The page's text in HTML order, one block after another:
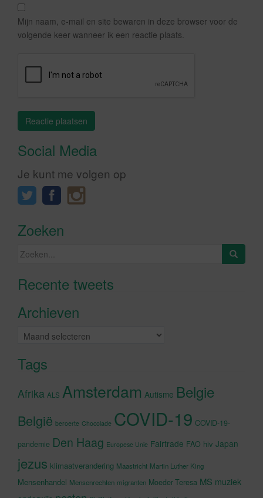
Mijn naam, e-mail en site bewaren in deze browser voor de
volgende keer wanneer ik een reactie plaats.
Social Media
Je kunt me volgen op
Zoeken
Zoeken
Recente tweetsKlik om marketing cookies te
Archieven
Archieven
Tags
Afrika ALS Amsterdam Autisme Belgie
België beroerte Chocolade COVID-19 COVID-19-
pandemie Den Haag Europese Unie Fairtrade FAO hiv Japan
jezus klimaatverandering Maastricht Martin Luther King
Mensenhandel Mensenrechten migranten Moeder Teresa MS muziek